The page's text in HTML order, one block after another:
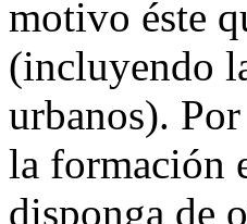
motivo éste
(incluyendo
urbanos).
la formación
disponga de